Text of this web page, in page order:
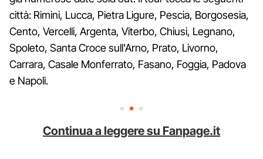
città: Rimini, Lucca, Pietra Ligure, Pescia, Borgosesia,
Cento, Vercelli, Argenta, Viterbo, Chiusi, Legnano,
Spoleto, Santa Croce sull'Arno, Prato, Livorno,
Carrara, Casale Monferrato, Fasano, Foggia, Padova
e Napoli.
Continua a leggere su Fanpage.it